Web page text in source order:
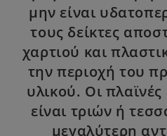
μην είναι
τους δείκτες
χαρτιού και
την περιοχή του
υλικού. Οι
είναι τριών ή
μεγαλύτερη